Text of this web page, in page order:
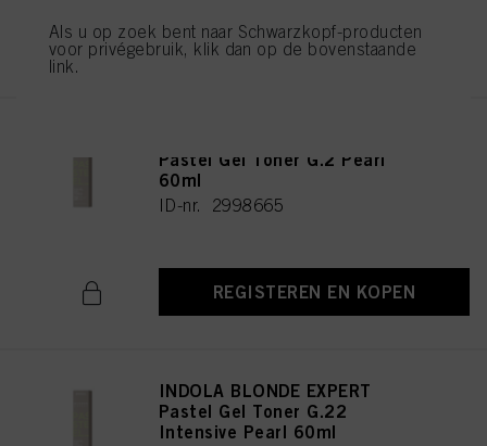
REGISTEREN EN KOPEN
Pastel Gel Toner G.2 Pearl
60ml
ID-nr. 2998665
REGISTEREN EN KOPEN
INDOLA BLONDE EXPERT
Pastel Gel Toner G.22
Intensive Pearl 60ml
Als u op zoek bent naar Schwarzkopf-producten
voor privégebruik, klik dan op de bovenstaande
link.